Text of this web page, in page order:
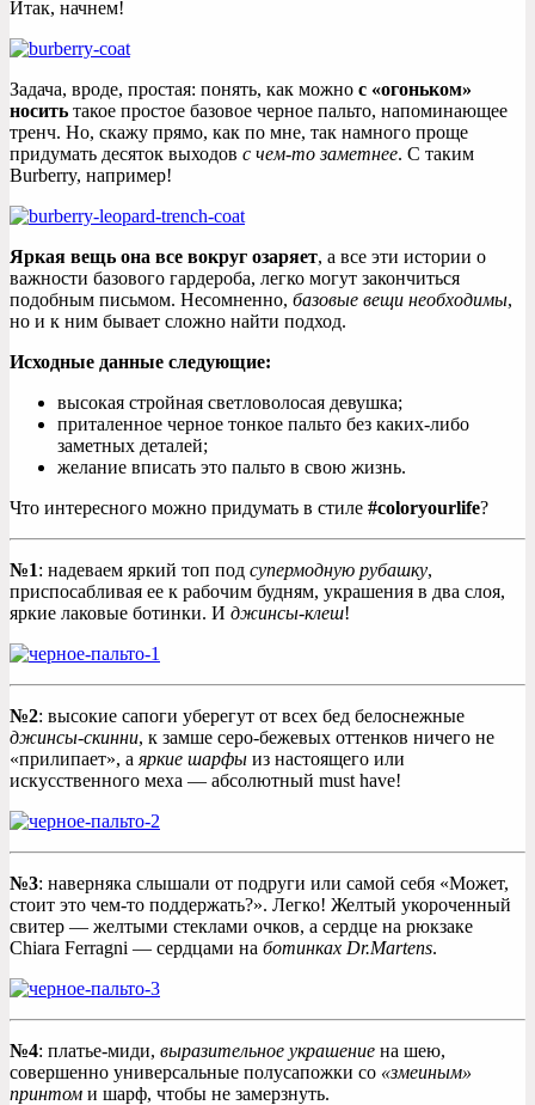
Итак, начнем!
Задача, вроде, простая: понять, как можно с «огоньком»
носить такое простое базовое черное пальто, напоминающее
тренч. Но, скажу прямо, как по мне, так намного проще
придумать десяток выходов с чем-то заметнее. С таким
Burberry, например!
Яркая вещь она все вокруг озаряет, а все эти истории о
важности базового гардероба, легко могут закончиться
подобным письмом. Несомненно, базовые вещи необходимы,
но и к ним бывает сложно найти подход.
Исходные данные следующие:
высокая стройная светловолосая девушка;
приталенное черное тонкое пальто без каких-либо
заметных деталей;
желание вписать это пальто в свою жизнь.
Что интересного можно придумать в стиле #coloryourlife?
№1: надеваем яркий топ под супермодную рубашку,
приспосабливая ее к рабочим будням, украшения в два слоя,
яркие лаковые ботинки. И джинсы-клеш!
№2: высокие сапоги уберегут от всех бед белоснежные
джинсы-скинни, к замше серо-бежевых оттенков ничего не
«прилипает», а яркие шарфы из настоящего или
искусственного меха — абсолютный must have!
№3: наверняка слышали от подруги или самой себя «Может,
стоит это чем-то поддержать?». Легко! Желтый укороченный
свитер — желтыми стеклами очков, а сердце на рюкзаке
Chiara Ferragni — сердцами на ботинках Dr.Martens.
№4: платье-миди, выразительное украшение на шею,
совершенно универсальные полусапожки со «змеиным»
принтом и шарф, чтобы не замерзнуть.